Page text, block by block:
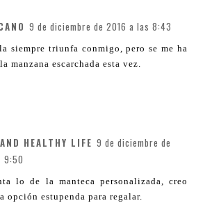
9 de diciembre de 2016 a las 8:43
siempre triunfa conmigo, pero se me ha
manzana escarchada esta vez.
HEALTHY LIFE 9 de diciembre de
9:50
lo de la manteca personalizada, creo
opción estupenda para regalar.